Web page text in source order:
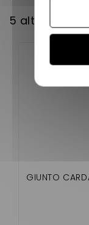
5 altri
GIUNTO